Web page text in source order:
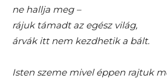
ne hallja meg –
rájuk támadt az egész világ,
árvák itt nem kezdhetik a bált.
Isten szeme mivel éppen rajtuk